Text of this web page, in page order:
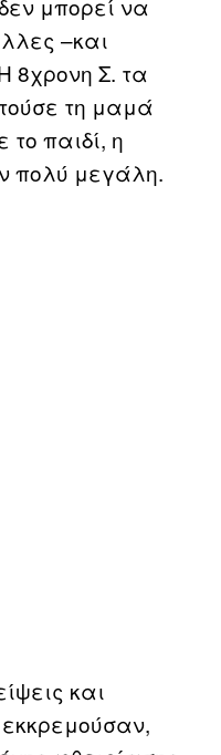
μπορεί να
–και
8χρονη Σ. τα
τη μαμά
το παιδί, η
πολύ μεγάλη.
και